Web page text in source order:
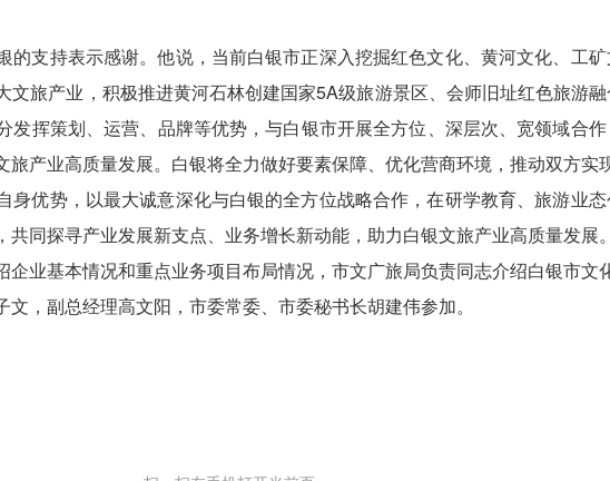
的支持表示感谢。他说，当前白银市正深入挖掘红色文化、黄河文化、工
旅产业，积极推进黄河石林创建国家5A级旅游景区、会师旧址红色旅游
挥策划、运营、品牌等优势，与白银市开展全方位、深层次、宽领域合作
产业高质量发展。白银将全力做好要素保障、优化营商环境，推动双方实
优势，以最大诚意深化与白银的全方位战略合作，在研学教育、旅游业态
同探寻产业发展新支点、业务增长新动能，助力白银文旅产业高质量发展。
业基本情况和重点业务项目布局情况，市文广旅局负责同志介绍白银市文
，副总经理高文阳，市委常委、市委秘书长胡建伟参加。